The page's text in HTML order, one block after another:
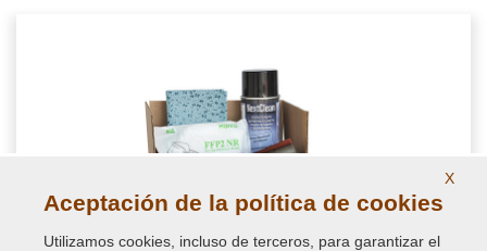
X
Aceptación de la política de cookies
Utilizamos cookies, incluso de terceros, para garantizar el